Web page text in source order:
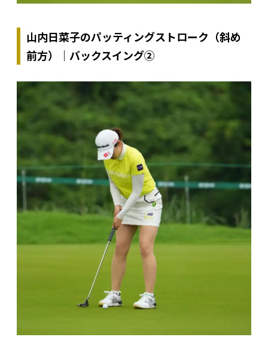
山内日菜子のパッティングストローク（斜め
前方）｜バックスイング②